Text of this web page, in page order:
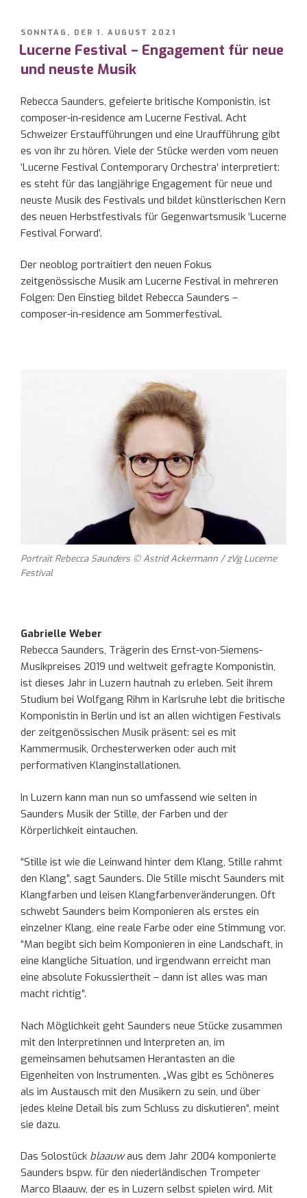
VERÖFFENTLICHT
AM
SONNTAG, DER 1. AUGUST 2021
Lucerne Festival – Engagement für neue
und neuste Musik
Rebecca Saunders, gefeierte britische Komponistin, ist
composer-in-residence am Lucerne Festival. Acht
Schweizer Erstaufführungen und eine Uraufführung gibt
es von ihr zu hören. Viele der Stücke werden vom neuen
‘Lucerne Festival Contemporary Orchestra’ interpretiert:
es steht für das langjährige Engagement für neue und
neuste Musik des Festivals und bildet künstlerischen Kern
des neuen Herbstfestivals für Gegenwartsmusik ‘Lucerne
Festival Forward’.
Der neoblog portraitiert den neuen Fokus
zeitgenössische Musik am Lucerne Festival in mehreren
Folgen: Den Einstieg bildet Rebecca Saunders –
composer-in-residence am Sommerfestival.
Portrait Rebecca Saunders © Astrid Ackermann / zVg Lucerne
Festival
Gabrielle Weber
Rebecca Saunders, Trägerin des Ernst-von-Siemens-
Musikpreises 2019 und weltweit gefragte Komponistin,
ist dieses Jahr in Luzern hautnah zu erleben. Seit ihrem
Studium bei Wolfgang Rihm in Karlsruhe lebt die britische
Komponistin in Berlin und ist an allen wichtigen Festivals
der zeitgenössischen Musik präsent: sei es mit
Kammermusik, Orchesterwerken oder auch mit
performativen Klanginstallationen.
In Luzern kann man nun so umfassend wie selten in
Saunders Musik der Stille, der Farben und der
Körperlichkeit eintauchen.
“Stille ist wie die Leinwand hinter dem Klang, Stille rahmt
den Klang”, sagt Saunders. Die Stille mischt Saunders mit
Klangfarben und leisen Klangfarbenveränderungen. Oft
schwebt Saunders beim Komponieren als erstes ein
einzelner Klang, eine reale Farbe oder eine Stimmung vor.
“Man begibt sich beim Komponieren in eine Landschaft, in
eine klangliche Situation, und irgendwann erreicht man
eine absolute Fokussiertheit – dann ist alles was man
macht richtig”.
Nach Möglichkeit geht Saunders neue Stücke zusammen
mit den Interpretinnen und Interpreten an, im
gemeinsamen behutsamen Herantasten an die
Eigenheiten von Instrumenten. „Was gibt es Schöneres
als im Austausch mit den Musikern zu sein, und über
jedes kleine Detail bis zum Schluss zu diskutieren“, meint
sie dazu.
Das Solostück blaauwaus dem Jahr 2004 komponierte
Saunders bspw. für den niederländischen Trompeter
Marco Blaauw, der es in Luzern selbst spielen wird. Mit